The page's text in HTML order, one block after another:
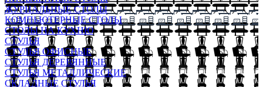
ЖУРНАЛЬНЫЕ СТОЛЫ
КОМПЬЮТЕРНЫЕ СТОЛЫ
СТОЛЫ НА КУХНЮ
СТУЛЬЯ
СТУЛЬЯ ОФИСНЫЕ
СТУЛЬЯ ДЕРЕВЯННЫЕ
СТУЛЬЯ МЕТАЛЛИЧЕСКИЕ
СКЛАДНЫЕ СТУЛЬЯ